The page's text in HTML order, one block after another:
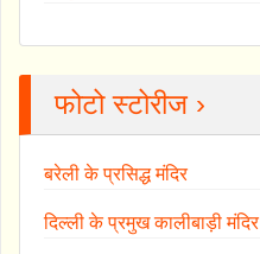
फोटो स्टोरीज ›
बरेली के प्रसिद्ध मंदिर
दिल्ली के प्रमुख कालीबाड़ी मंदिर